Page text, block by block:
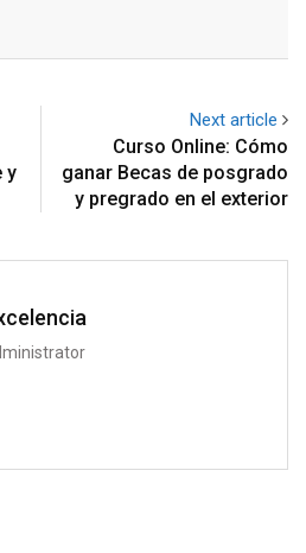
y
Next article
Curso Online: Cómo
ganar Becas de posgrado
y pregrado en el exterior